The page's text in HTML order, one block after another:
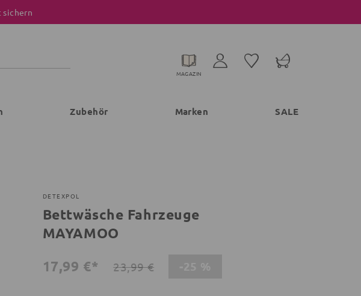
sichern
MAGAZIN
Zubehör Marken SALE
DETEXPOL
Bettwäsche Fahrzeuge
MAYAMOO
17,99 €*
23,99 €